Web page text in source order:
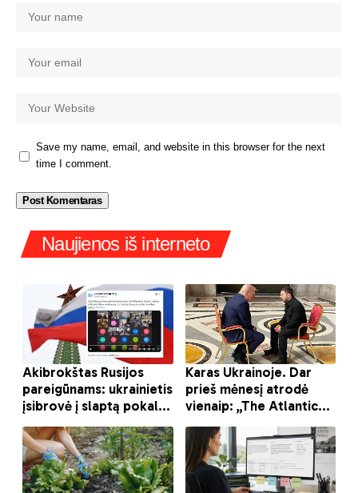
Save my name, email, and website in this browser for the next
time I comment.
Naujienos iš interneto